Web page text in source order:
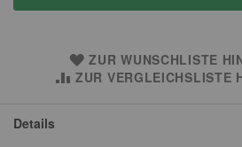
ZUR WUNSCHLISTE
ZUR VERGLEICHSLISTE
Details